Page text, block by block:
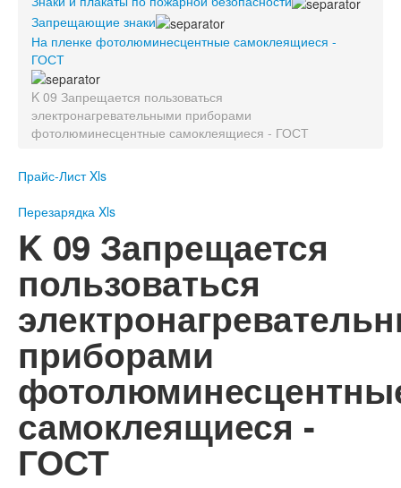
Перезарядка ОП
Перезарядка ОУ
Перезарядка ОВП
Доставка
Оплата
Гарантии
О нас
Статьи
Публичная оферта
Сертификаты
Вопрос-Ответ
Контакты
Пожарное оборудование
Перезарядка
Перезарядка ОП
Перезарядка ОУ
Перезарядка ОВП
Оплата
О нас
Запрещающие знаки
На пленке фотолюминесцентные самоклеящиеся -
ГОСТ
K 09 Запрещается пользоваться
электронагревательными приборами
фотолюминесцентные самоклеящиеся - ГОСТ
Прайс-Лист Xls
Перезарядка Xls
K 09 Запрещается
пользоваться
приборами
самоклеящиеся -
ГОСТ